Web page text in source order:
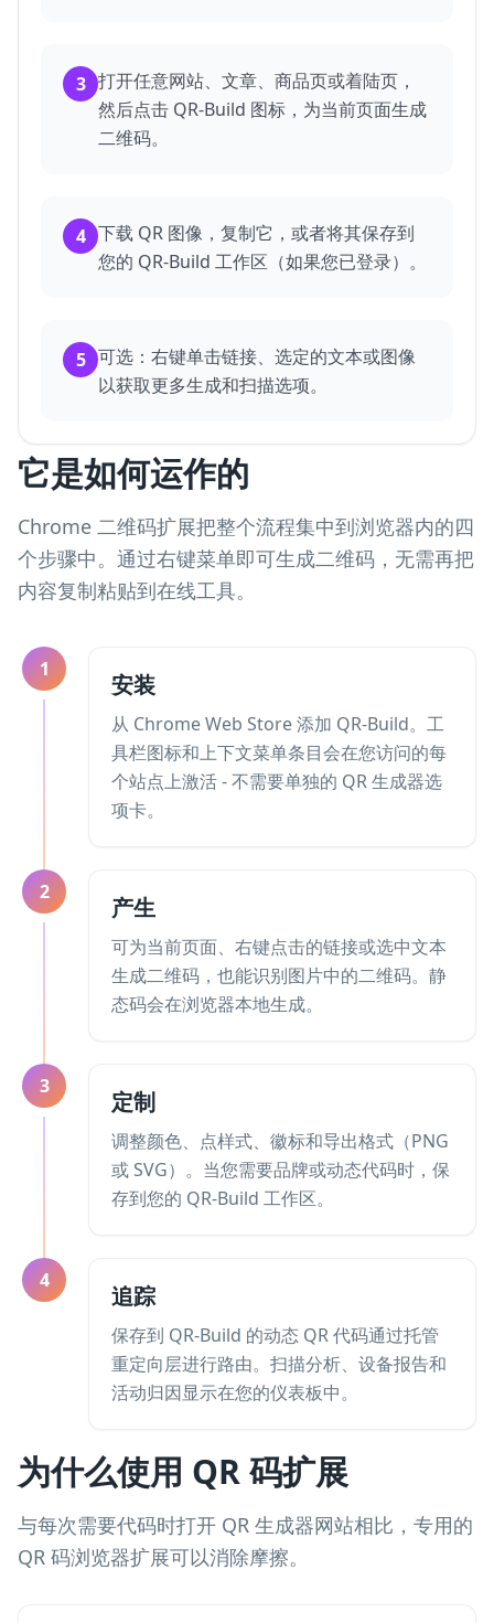
3 打开任意网站、文章、商品页或着陆页，
然后点击 QR-Build 图标，为当前页面生成
二维码。
4 下载 QR 图像，复制它，或者将其保存到
您的 QR-Build 工作区（如果您已登录）。
5 可选：右键单击链接、选定的文本或图像
以获取更多生成和扫描选项。
它是如何运作的
Chrome 二维码扩展把整个流程集中到浏览器内的四
个步骤中。通过右键菜单即可生成二维码，无需再把
内容复制粘贴到在线工具。
1
安装
从 Chrome Web Store 添加 QR-Build。工
具栏图标和上下文菜单条目会在您访问的每
个站点上激活 - 不需要单独的 QR 生成器选
项卡。
2
产生
可为当前页面、右键点击的链接或选中文本
生成二维码，也能识别图片中的二维码。静
态码会在浏览器本地生成。
3
定制
调整颜色、点样式、徽标和导出格式（PNG
或 SVG）。当您需要品牌或动态代码时，保
存到您的 QR-Build 工作区。
4
追踪
保存到 QR-Build 的动态 QR 代码通过托管
重定向层进行路由。扫描分析、设备报告和
活动归因显示在您的仪表板中。
为什么使用 QR 码扩展
与每次需要代码时打开 QR 生成器网站相比，专用的
QR 码浏览器扩展可以消除摩擦。